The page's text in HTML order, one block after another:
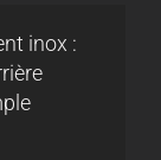
inox :